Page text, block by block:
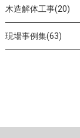
木造解体工事(20)
現場事例集(63)